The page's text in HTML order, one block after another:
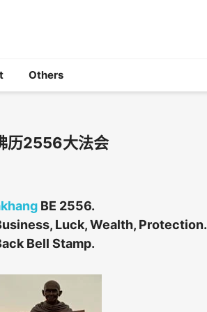
Others
历2556大法会
BE 2556.
Luck, Wealth, Protection.
Bell Stamp.